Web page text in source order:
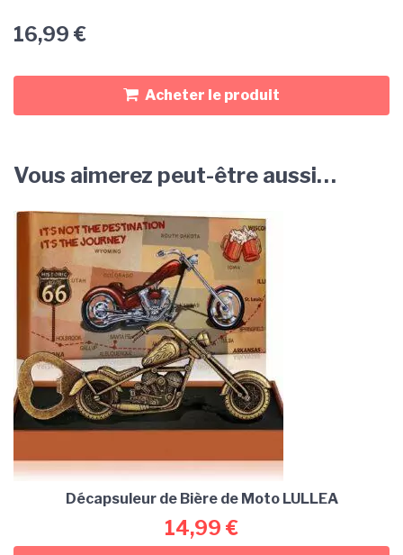
16,99 €
Acheter le produit
Vous aimerez peut-être aussi…
Décapsuleur de Bière de Moto LULLEA
14,99 €